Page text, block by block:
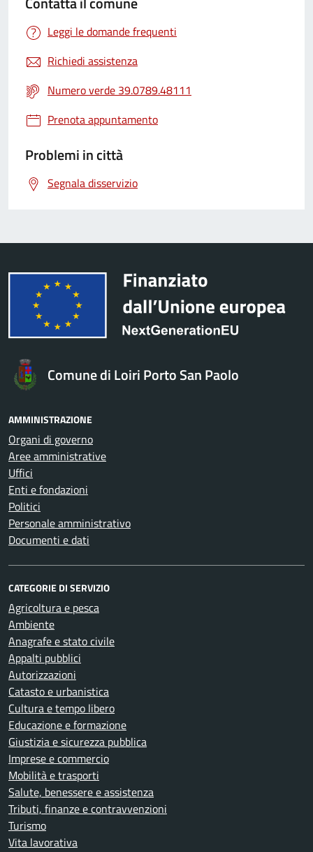
Leggi le domande frequenti
Richiedi assistenza
Numero verde 39.0789.48111
Prenota appuntamento
Problemi in città
Segnala disservizio
Comune di Loiri Porto San Paolo
AMMINISTRAZIONE
Organi di governo
Aree amministrative
Uffici
Enti e fondazioni
Politici
Personale amministrativo
Documenti e dati
CATEGORIE DI SERVIZIO
Agricoltura e pesca
Ambiente
Anagrafe e stato civile
Appalti pubblici
Autorizzazioni
Catasto e urbanistica
Cultura e tempo libero
Educazione e formazione
Giustizia e sicurezza pubblica
Imprese e commercio
Mobilità e trasporti
Salute, benessere e assistenza
Tributi, finanze e contravvenzioni
Turismo
Vita lavorativa